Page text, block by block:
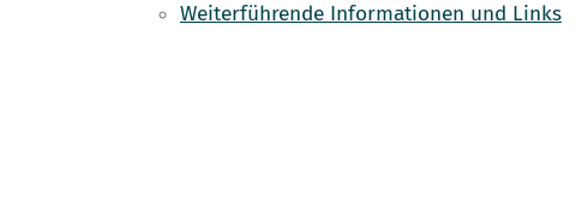
Weiterführende Informationen und Links